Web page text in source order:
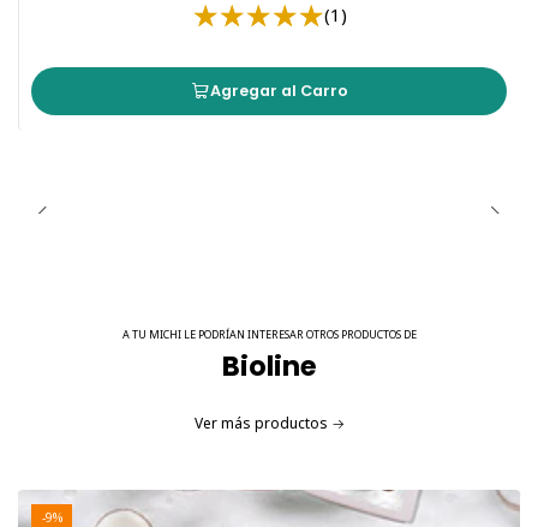
(1)
Agregar al Carro
A TU MICHI LE PODRÍAN INTERESAR OTROS PRODUCTOS DE
Bioline
Ver más productos
-9%